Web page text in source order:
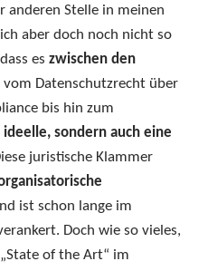
anderen Stelle in meinen
aber doch noch nicht so
es zwischen den
vom Datenschutzrecht über
bis hin zum
sondern auch eine
juristische Klammer
ist schon lange im
Doch wie so vieles,
of the Art“ im